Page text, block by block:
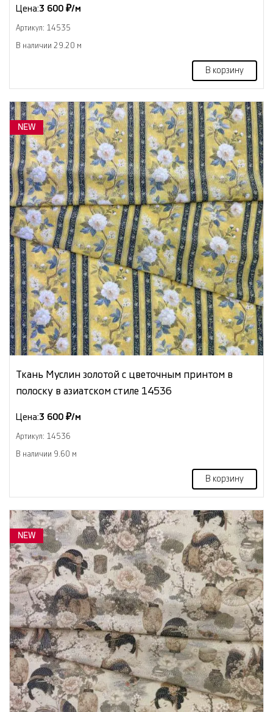
Цена:3 600 ₽/м
Артикул: 14535
В наличии 29.20 м
В корзину
NEW
Ткань Муслин золотой с цветочным принтом в
полоску в азиатском стиле 14536
Цена:3 600 ₽/м
Артикул: 14536
В наличии 9.60 м
В корзину
NEW